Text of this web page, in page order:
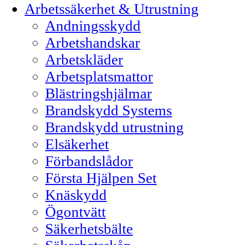
Arbetssäkerhet & Utrustning
Andningsskydd
Arbetshandskar
Arbetskläder
Arbetsplatsmattor
Blästringshjälmar
Brandskydd Systems
Brandskydd utrustning
Elsäkerhet
Förbandslådor
Första Hjälpen Set
Knäskydd
Ögontvätt
Säkerhetsbälte